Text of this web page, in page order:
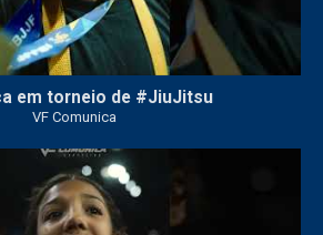
em torneio de #JiuJitsu
VF Comunica